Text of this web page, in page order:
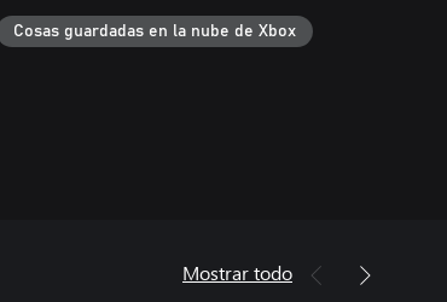
Cosas guardadas en la nube de Xbox
Mostrar todo